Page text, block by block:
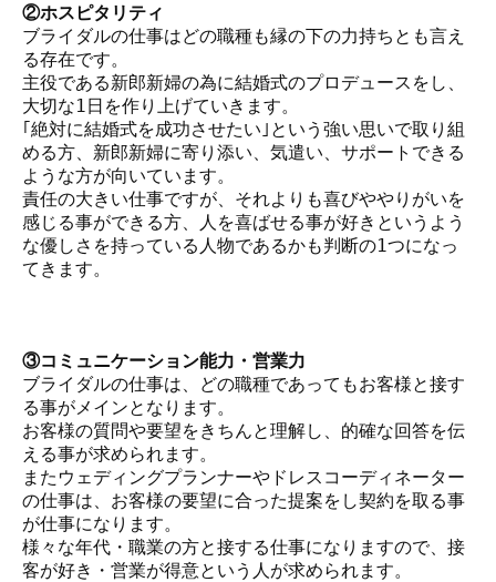
②ホスピタリティ
ブライダルの仕事はどの職種も縁の下の力持ちとも言え
る存在です。
主役である新郎新婦の為に結婚式のプロデュースをし、
大切な1日を作り上げていきます。
｢絶対に結婚式を成功させたい｣という強い思いで取り組
める方、新郎新婦に寄り添い、気遣い、サポートできる
ような方が向いています。
責任の大きい仕事ですが、それよりも喜びややりがいを
感じる事ができる方、人を喜ばせる事が好きというよう
な優しさを持っている人物であるかも判断の1つになっ
てきます。
③コミュニケーション能力・営業力
ブライダルの仕事は、どの職種であってもお客様と接す
る事がメインとなります。
お客様の質問や要望をきちんと理解し、的確な回答を伝
える事が求められます。
またウェディングプランナーやドレスコーディネーター
の仕事は、お客様の要望に合った提案をし契約を取る事
が仕事になります。
様々な年代・職業の方と接する仕事になりますので、接
客が好き・営業が得意という人が求められます。